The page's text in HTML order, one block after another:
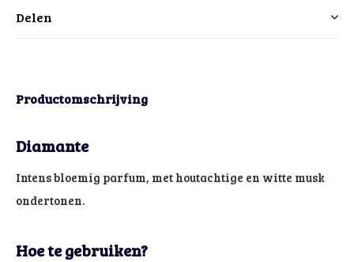
Delen
Productomschrijving
Diamante
Intens bloemig parfum, met houtachtige en witte musk
ondertonen.
Hoe te gebruiken?